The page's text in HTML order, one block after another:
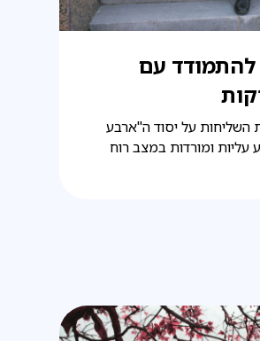
להתמודד עם
השליחות על יסוד ה"ארבע
ומורדות במצב רוח